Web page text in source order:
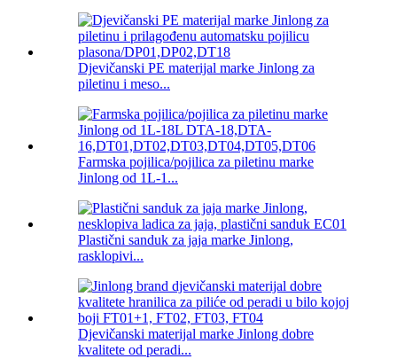
Djevičanski PE materijal marke Jinlong za
piletinu i meso...
Farmska pojilica/pojilica za piletinu marke
Jinlong od 1L-1...
Plastični sanduk za jaja marke Jinlong,
rasklopivi...
Djevičanski materijal marke Jinlong dobre
kvalitete od peradi...